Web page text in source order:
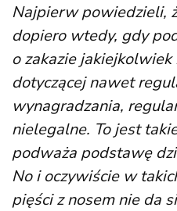
Najpierw powiedzieli,
dopiero wtedy, gdy
o zakazie jakiejkolwiek
dotyczącej nawet
wynagradzania,
nielegalne. To jest
podważa podstawę
No i oczywiście w
pięści z nosem nie da